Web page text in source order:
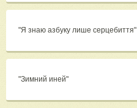
"Я знаю азбуку лише серцебиття"
"Зимний иней"